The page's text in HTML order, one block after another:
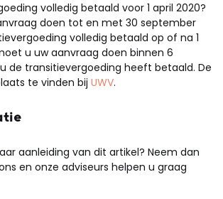
volledig betaald voor 1 april 2020?
doen tot en met 30 september
volledig betaald op of na 1
u uw aanvraag doen binnen 6
de transitievergoeding heeft betaald. De
te vinden bij UWV.
aanleiding van dit artikel? Neem dan
en onze adviseurs helpen u graag